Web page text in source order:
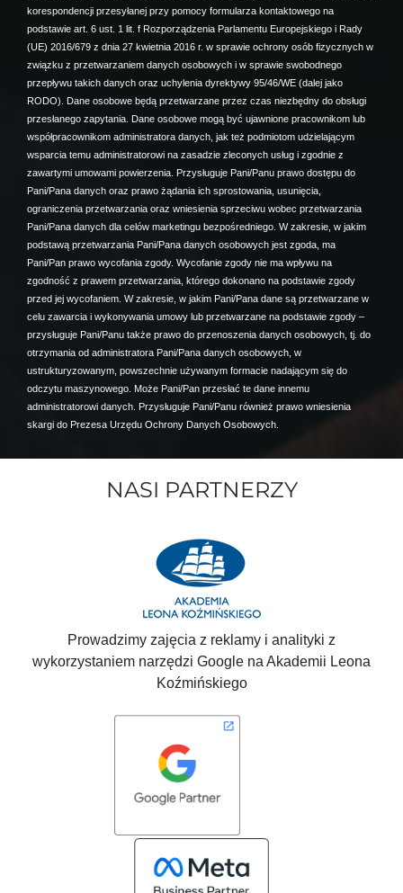
korespondencji przesyłanej przy pomocy formularza kontaktowego na
podstawie art. 6 ust. 1 lit. f Rozporządzenia Parlamentu Europejskiego i Rady
(UE) 2016/679 z dnia 27 kwietnia 2016 r. w sprawie ochrony osób fizycznych w
związku z przetwarzaniem danych osobowych i w sprawie swobodnego
przepływu takich danych oraz uchylenia dyrektywy 95/46/WE (dalej jako
RODO). Dane osobowe będą przetwarzane przez czas niezbędny do obsługi
przesłanego zapytania. Dane osobowe mogą być ujawnione pracownikom lub
współpracownikom administratora danych, jak też podmiotom udzielającym
wsparcia temu administratorowi na zasadzie zleconych usług i zgodnie z
zawartymi umowami powierzenia. Przysługuje Pani/Panu prawo dostępu do
Pani/Pana danych oraz prawo żądania ich sprostowania, usunięcia,
ograniczenia przetwarzania oraz wniesienia sprzeciwu wobec przetwarzania
Pani/Pana danych dla celów marketingu bezpośredniego. W zakresie, w jakim
podstawą przetwarzania Pani/Pana danych osobowych jest zgoda, ma
Pani/Pan prawo wycofania zgody. Wycofanie zgody nie ma wpływu na
zgodność z prawem przetwarzania, którego dokonano na podstawie zgody
przed jej wycofaniem. W zakresie, w jakim Pani/Pana dane są przetwarzane w
celu zawarcia i wykonywania umowy lub przetwarzane na podstawie zgody –
przysługuje Pani/Panu także prawo do przenoszenia danych osobowych, tj. do
otrzymania od administratora Pani/Pana danych osobowych, w
ustrukturyzowanym, powszechnie używanym formacie nadającym się do
odczytu maszynowego. Może Pani/Pan przesłać te dane innemu
administratorowi danych. Przysługuje Pani/Panu również prawo wniesienia
skargi do Prezesa Urzędu Ochrony Danych Osobowych.
NASI PARTNERZY
Prowadzimy zajęcia z reklamy i analityki z
wykorzystaniem narzędzi Google na Akademii Leona
Koźmińskiego